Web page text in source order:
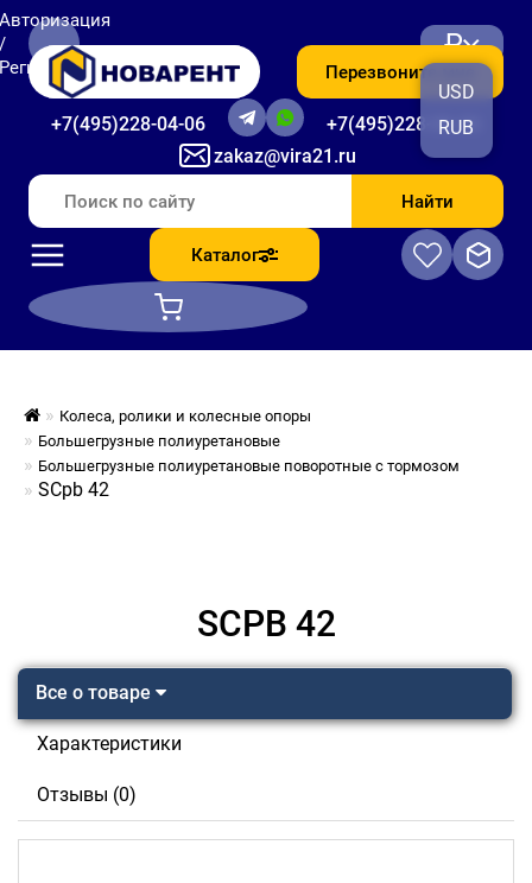
zakaz@vira21.ru
+7(495)228-04-06 +7(495)228-06-56
Перезвоните мне
₽
USD
RUB
Найти
Каталог
Колеса, ролики и колесные опоры
Большегрузные полиуретановые
Большегрузные полиуретановые поворотные с тормозом
SCpb 42
SCPB 42
Все о товаре
Характеристики
Отзывы (0)